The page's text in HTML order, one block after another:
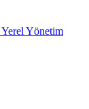
Yerel Yönetim